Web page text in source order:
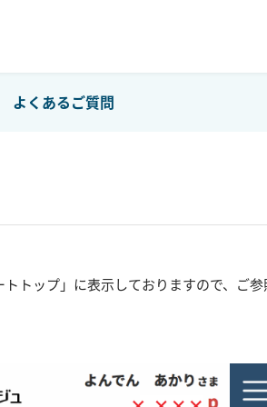
よくあるご質問
トップ」に表示しておりますので、ご参